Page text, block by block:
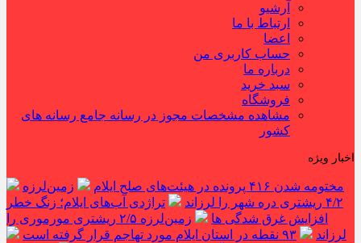
آرشیو
ارتباط با ما
اعضا
حساب کاربری من
درباره ما
سبد خرید
فروشگاه
مشاهده مشخصات مجوز در رسانه جامع رسانه های
کشور
اخبار ویژه
مختومه شدن ۴۱۶ پرونده در هیئت‌های صلح ایلام
زمین‌لرزه
۴/۲ ریشتری دره شهر را لرزاند
تراژدی آب‌های ایلام؛ زنگ خطر
افزایش غرق شدگی ها
زمین‌لرزه ۲/۵ ریشتری مورموری را
لرزاند
۹۳ نقطه در استان ایلام مورد تهاجم قرار گرفته است